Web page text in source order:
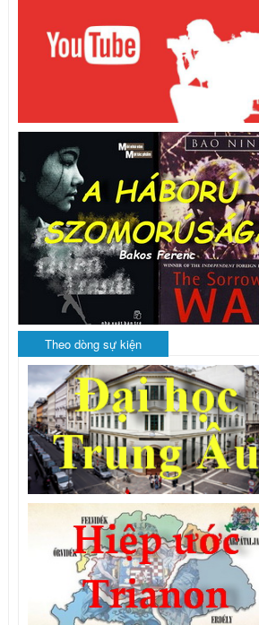
Theo dòng sự kiện